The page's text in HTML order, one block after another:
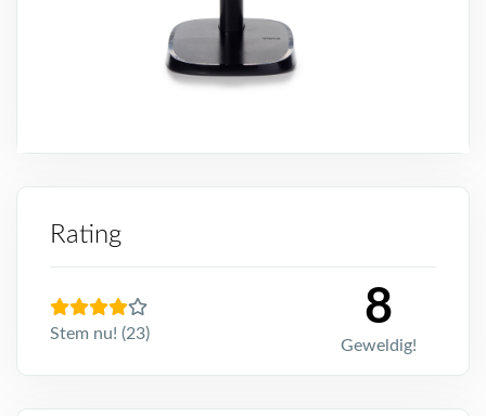
Rating
Stem nu! (23)
8
Geweldig!